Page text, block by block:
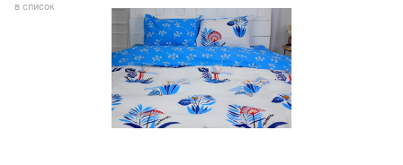
в список